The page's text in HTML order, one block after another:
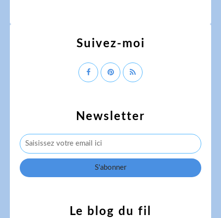
Newsletter
Le blog du fil
Suivez-moi